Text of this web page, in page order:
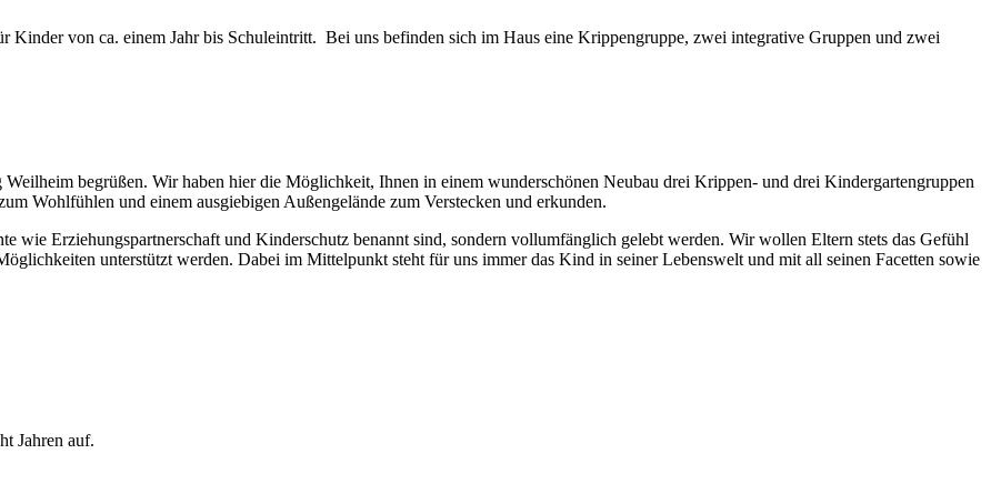
von ca. einem Jahr bis Schuleintritt. Bei uns befinden sich im Haus eine Krippengruppe, zwei integrative Gruppen und zwei
begrüßen. Wir haben hier die Möglichkeit, Ihnen in einem wunderschönen Neubau drei Krippen- und drei Kindergartengruppen
Wohlfühlen und einem ausgiebigen Außengelände zum Verstecken und erkunden.
wie Erziehungspartnerschaft und Kinderschutz benannt sind, sondern vollumfänglich gelebt werden. Wir wollen Eltern stets das Gefühl
unterstützt werden. Dabei im Mittelpunkt steht für uns immer das Kind in seiner Lebenswelt und mit all seinen Facetten sowie
Jahren auf.